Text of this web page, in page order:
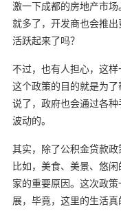
激一下成都的房地产市
就多了，开发商也会推
活跃起来了吗？
不过，也有人担心，这样
这个政策的目的就是为
说了，政府也会通过各
波动的。
其实，除了公积金贷款政
比如，美食、美景、悠
家的重要原因。这次政
展，毕竟，这里的生活真